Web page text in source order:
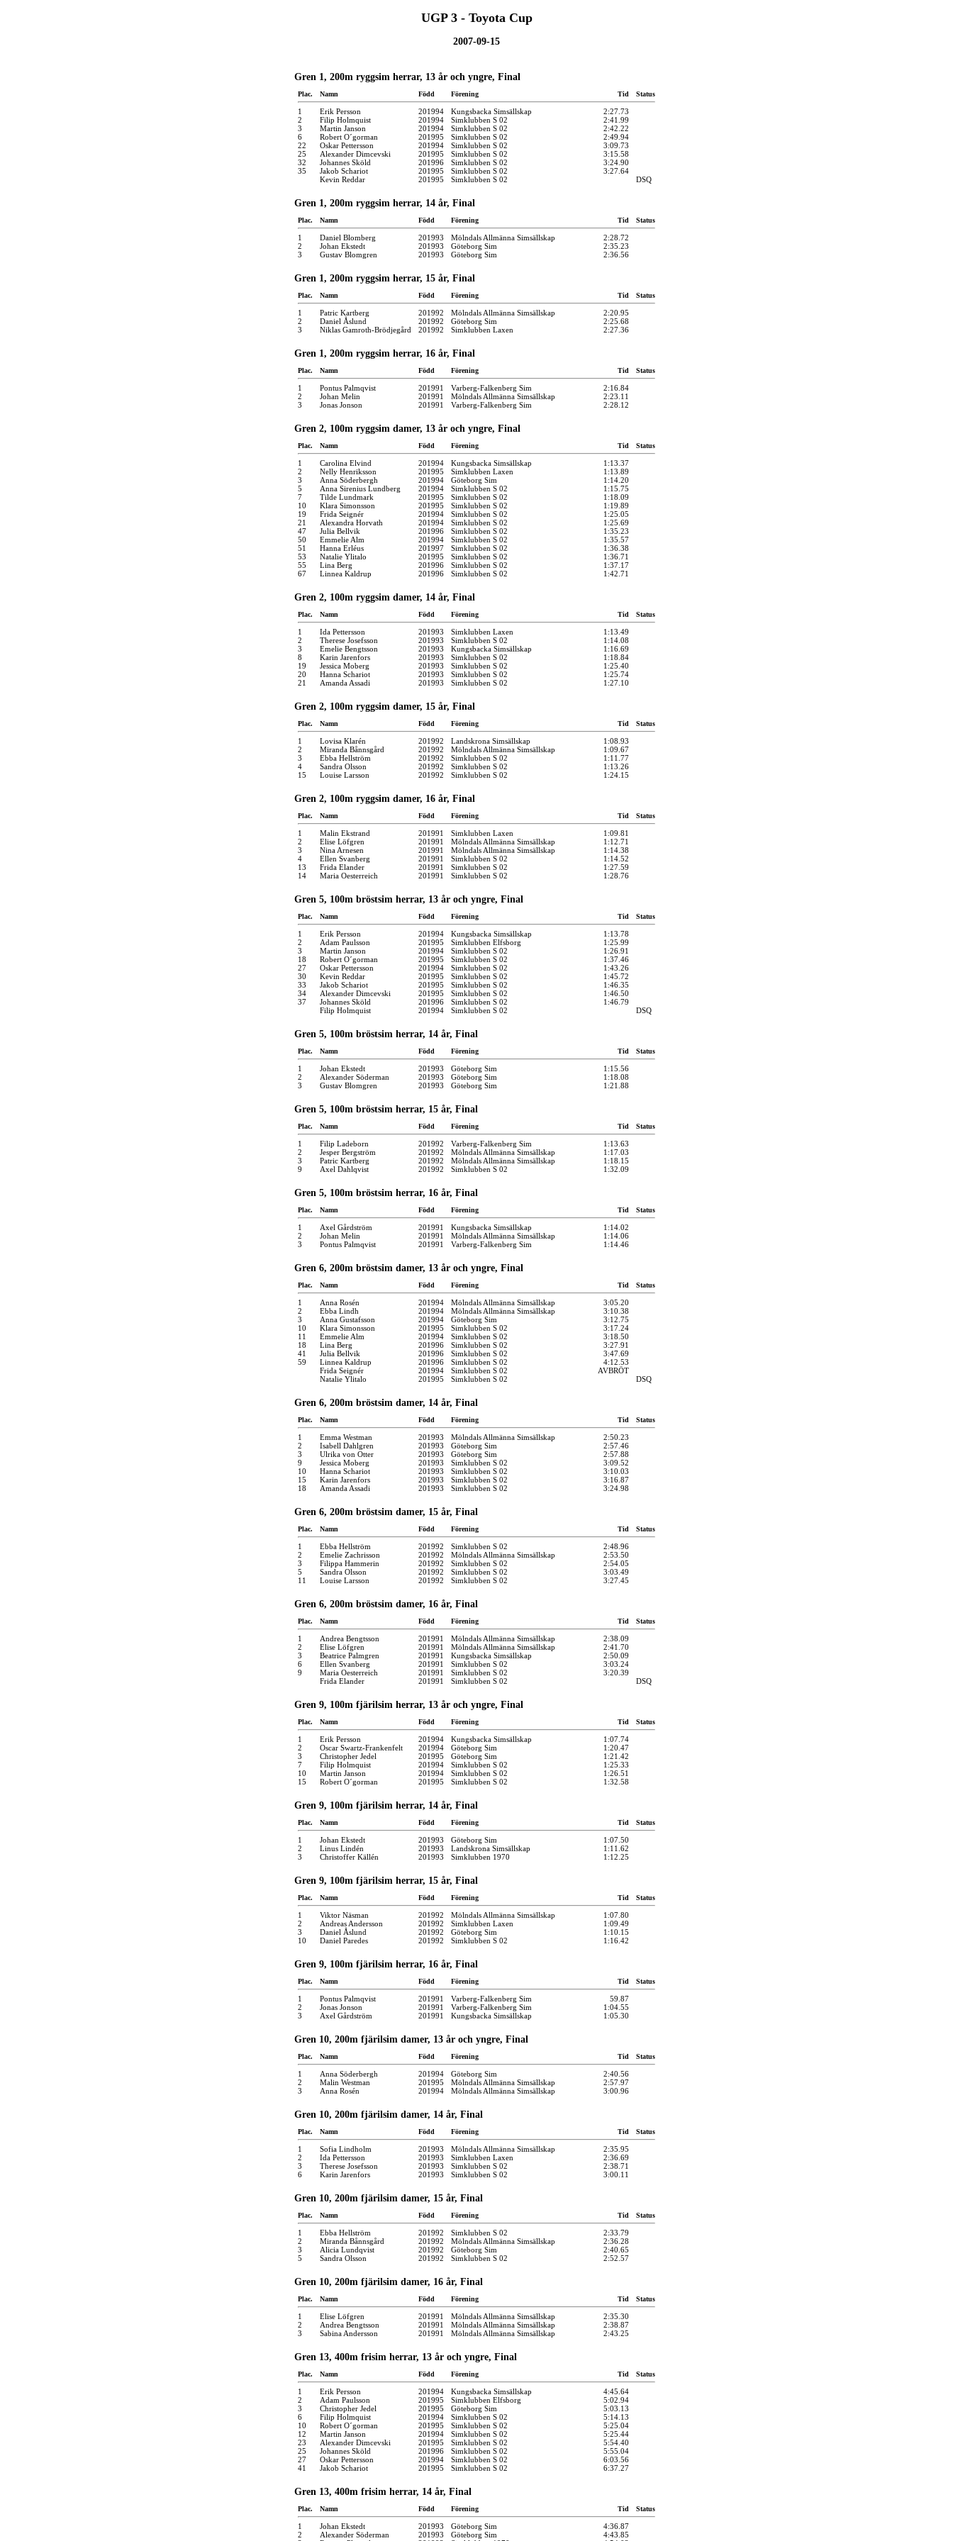
UGP 3 - Toyota Cup
2007-09-15
Gren 1, 200m ryggsim herrar, 13 år och yngre, Final
Plac. Namn Född Förening Tid Status
1 Erik Persson 201994 Kungsbacka Simsällskap
2:27.73
2
Filip Holmquist 201994 Simklubben S 02
2:41.99
3
Martin Janson 201994 Simklubben S 02
2:42.22
6
Robert O´gorman 201995 Simklubben S 02
2:49.94
22
Oskar Pettersson 201994 Simklubben S 02
3:09.73
25
Alexander Dimcevski 201995 Simklubben S 02
3:15.58
32
Johannes Sköld 201996 Simklubben S 02
3:24.90
35
Jakob Schariot 201995 Simklubben S 02
3:27.64
Kevin Reddar
201995 Simklubben S 02 DSQ
Gren 1, 200m ryggsim herrar, 14 år, Final
Plac. Namn Född Förening Tid Status
1 Daniel Blomberg 201993 Mölndals Allmänna Simsällskap
2:28.72
2
Johan Ekstedt 201993 Göteborg Sim
2:35.23
3
Gustav Blomgren 201993 Göteborg Sim 2:36.56
Gren 1, 200m ryggsim herrar, 15 år, Final
Plac. Namn Född Förening Tid Status
1 Patric Kartberg 201992 Mölndals Allmänna Simsällskap
2:20.95
2
Daniel Åslund 201992 Göteborg Sim
2:25.68
3
Niklas Gamroth-Brödjegård 201992 Simklubben Laxen 2:27.36
Gren 1, 200m ryggsim herrar, 16 år, Final
Plac. Namn Född Förening Tid Status
1 Pontus Palmqvist 201991 Varberg-Falkenberg Sim
2:16.84
2
Johan Melin 201991 Mölndals Allmänna Simsällskap
2:23.11
3
Jonas Jonson 201991 Varberg-Falkenberg Sim 2:28.12
Gren 2, 100m ryggsim damer, 13 år och yngre, Final
Plac. Namn Född Förening Tid Status
1 Carolina Elvind 201994 Kungsbacka Simsällskap
1:13.37
2
Nelly Henriksson 201995 Simklubben Laxen
1:13.89
3
Anna Söderbergh 201994 Göteborg Sim
1:14.20
5
Anna Sirenius Lundberg 201994 Simklubben S 02
1:15.75
7
Tilde Lundmark 201995 Simklubben S 02
1:18.09
10
Klara Simonsson 201995 Simklubben S 02
1:19.89
19
Frida Seignér 201994 Simklubben S 02
1:25.05
21
Alexandra Horvath 201994 Simklubben S 02
1:25.69
47
Julia Bellvik 201996 Simklubben S 02
1:35.23
50
Emmelie Alm 201994 Simklubben S 02
1:35.57
51
Hanna Erléus 201997 Simklubben S 02
1:36.38
53
Natalie Ylitalo 201995 Simklubben S 02
1:36.71
55
Lina Berg 201996 Simklubben S 02
1:37.17
67
Linnea Kaldrup 201996 Simklubben S 02 1:42.71
Gren 2, 100m ryggsim damer, 14 år, Final
Plac. Namn Född Förening Tid Status
1 Ida Pettersson 201993 Simklubben Laxen
1:13.49
2
Therese Josefsson 201993 Simklubben S 02
1:14.08
3
Emelie Bengtsson 201993 Kungsbacka Simsällskap
1:16.69
8
Karin Jarenfors 201993 Simklubben S 02
1:18.84
19
Jessica Moberg 201993 Simklubben S 02
1:25.40
20
Hanna Schariot 201993 Simklubben S 02
1:25.74
21
Amanda Assadi 201993 Simklubben S 02 1:27.10
Gren 2, 100m ryggsim damer, 15 år, Final
Plac. Namn Född Förening Tid Status
1 Lovisa Klarén 201992 Landskrona Simsällskap
1:08.93
2
Miranda Bånnsgård 201992 Mölndals Allmänna Simsällskap
1:09.67
3
Ebba Hellström 201992 Simklubben S 02
1:11.77
4
Sandra Olsson 201992 Simklubben S 02
1:13.26
15
Louise Larsson 201992 Simklubben S 02 1:24.15
Gren 2, 100m ryggsim damer, 16 år, Final
Plac. Namn Född Förening Tid Status
1 Malin Ekstrand 201991 Simklubben Laxen
1:09.81
2
Elise Löfgren 201991 Mölndals Allmänna Simsällskap
1:12.71
3
Nina Arnesen 201991 Mölndals Allmänna Simsällskap
1:14.38
4
Ellen Svanberg 201991 Simklubben S 02
1:14.52
13
Frida Elander 201991 Simklubben S 02
1:27.59
14
Maria Oesterreich 201991 Simklubben S 02 1:28.76
Gren 5, 100m bröstsim herrar, 13 år och yngre, Final
Plac. Namn Född Förening Tid Status
1 Erik Persson 201994 Kungsbacka Simsällskap
1:13.78
2
Adam Paulsson 201995 Simklubben Elfsborg
1:25.99
3
Martin Janson 201994 Simklubben S 02
1:26.91
18
Robert O´gorman 201995 Simklubben S 02
1:37.46
27
Oskar Pettersson 201994 Simklubben S 02
1:43.26
30
Kevin Reddar 201995 Simklubben S 02
1:45.72
33
Jakob Schariot 201995 Simklubben S 02
1:46.35
34
Alexander Dimcevski 201995 Simklubben S 02
1:46.50
37
Johannes Sköld 201996 Simklubben S 02
1:46.79
Filip Holmquist
201994 Simklubben S 02 DSQ
Gren 5, 100m bröstsim herrar, 14 år, Final
Plac. Namn Född Förening Tid Status
1 Johan Ekstedt 201993 Göteborg Sim
1:15.56
2
Alexander Söderman 201993 Göteborg Sim
1:18.08
3
Gustav Blomgren 201993 Göteborg Sim 1:21.88
Gren 5, 100m bröstsim herrar, 15 år, Final
Plac. Namn Född Förening Tid Status
1 Filip Ladeborn 201992 Varberg-Falkenberg Sim
1:13.63
2
Jesper Bergström 201992 Mölndals Allmänna Simsällskap
1:17.03
3
Patric Kartberg 201992 Mölndals Allmänna Simsällskap
1:18.15
9
Axel Dahlqvist 201992 Simklubben S 02 1:32.09
Gren 5, 100m bröstsim herrar, 16 år, Final
Plac. Namn Född Förening Tid Status
1 Axel Gårdström 201991 Kungsbacka Simsällskap
1:14.02
2
Johan Melin 201991 Mölndals Allmänna Simsällskap
1:14.06
3
Pontus Palmqvist 201991 Varberg-Falkenberg Sim 1:14.46
Gren 6, 200m bröstsim damer, 13 år och yngre, Final
Plac. Namn Född Förening Tid Status
1 Anna Rosén 201994 Mölndals Allmänna Simsällskap
3:05.20
2
Ebba Lindh 201994 Mölndals Allmänna Simsällskap
3:10.38
3
Anna Gustafsson 201994 Göteborg Sim
3:12.75
10
Klara Simonsson 201995 Simklubben S 02
3:17.24
11
Emmelie Alm 201994 Simklubben S 02
3:18.50
18
Lina Berg 201996 Simklubben S 02
3:27.91
41
Julia Bellvik 201996 Simklubben S 02
3:47.69
59
Linnea Kaldrup 201996 Simklubben S 02
4:12.53
Frida Seignér
201994 Simklubben S 02
AVBRÖT
Natalie Ylitalo
201995 Simklubben S 02 DSQ
Gren 6, 200m bröstsim damer, 14 år, Final
Plac. Namn Född Förening Tid Status
1 Emma Westman 201993 Mölndals Allmänna Simsällskap
2:50.23
2
Isabell Dahlgren 201993 Göteborg Sim
2:57.46
3
Ulrika von Otter 201993 Göteborg Sim
2:57.88
9
Jessica Moberg 201993 Simklubben S 02
3:09.52
10
Hanna Schariot 201993 Simklubben S 02
3:10.03
15
Karin Jarenfors 201993 Simklubben S 02
3:16.87
18
Amanda Assadi 201993 Simklubben S 02 3:24.98
Gren 6, 200m bröstsim damer, 15 år, Final
Plac. Namn Född Förening Tid Status
1 Ebba Hellström 201992 Simklubben S 02
2:48.96
2
Emelie Zachrisson 201992 Mölndals Allmänna Simsällskap
2:53.50
3
Filippa Hammerin 201992 Simklubben S 02
2:54.05
5
Sandra Olsson 201992 Simklubben S 02
3:03.49
11
Louise Larsson 201992 Simklubben S 02 3:27.45
Gren 6, 200m bröstsim damer, 16 år, Final
Plac. Namn Född Förening Tid Status
1 Andrea Bengtsson 201991 Mölndals Allmänna Simsällskap
2:38.09
2
Elise Löfgren 201991 Mölndals Allmänna Simsällskap
2:41.70
3
Beatrice Palmgren 201991 Kungsbacka Simsällskap
2:50.09
6
Ellen Svanberg 201991 Simklubben S 02
3:03.24
9
Maria Oesterreich 201991 Simklubben S 02
3:20.39
Frida Elander
201991 Simklubben S 02 DSQ
Gren 9, 100m fjärilsim herrar, 13 år och yngre, Final
Plac. Namn Född Förening Tid Status
1 Erik Persson 201994 Kungsbacka Simsällskap
1:07.74
2
Oscar Swartz-Frankenfelt 201994 Göteborg Sim
1:20.47
3
Christopher Jedel 201995 Göteborg Sim
1:21.42
7
Filip Holmquist 201994 Simklubben S 02
1:25.33
10
Martin Janson 201994 Simklubben S 02
1:26.51
15
Robert O´gorman 201995 Simklubben S 02 1:32.58
Gren 9, 100m fjärilsim herrar, 14 år, Final
Plac. Namn Född Förening Tid Status
1 Johan Ekstedt 201993 Göteborg Sim
1:07.50
2
Linus Lindén 201993 Landskrona Simsällskap
1:11.62
3
Christoffer Källén 201993 Simklubben 1970 1:12.25
Gren 9, 100m fjärilsim herrar, 15 år, Final
Plac. Namn Född Förening Tid Status
1 Viktor Näsman 201992 Mölndals Allmänna Simsällskap
1:07.80
2
Andreas Andersson 201992 Simklubben Laxen
1:09.49
3
Daniel Åslund 201992 Göteborg Sim
1:10.15
10
Daniel Paredes 201992 Simklubben S 02 1:16.42
Gren 9, 100m fjärilsim herrar, 16 år, Final
Plac. Namn Född Förening Tid Status
1 Pontus Palmqvist 201991 Varberg-Falkenberg Sim
59.87
2
Jonas Jonson 201991 Varberg-Falkenberg Sim
1:04.55
3
Axel Gårdström 201991 Kungsbacka Simsällskap 1:05.30
Gren 10, 200m fjärilsim damer, 13 år och yngre, Final
Plac. Namn Född Förening Tid Status
1 Anna Söderbergh 201994 Göteborg Sim
2:40.56
2
Malin Westman 201995 Mölndals Allmänna Simsällskap
2:57.97
3
Anna Rosén 201994 Mölndals Allmänna Simsällskap 3:00.96
Gren 10, 200m fjärilsim damer, 14 år, Final
Plac. Namn Född Förening Tid Status
1 Sofia Lindholm 201993 Mölndals Allmänna Simsällskap
2:35.95
2
Ida Pettersson 201993 Simklubben Laxen
2:36.69
3
Therese Josefsson 201993 Simklubben S 02
2:38.71
6
Karin Jarenfors 201993 Simklubben S 02 3:00.11
Gren 10, 200m fjärilsim damer, 15 år, Final
Plac. Namn Född Förening Tid Status
1 Ebba Hellström 201992 Simklubben S 02
2:33.79
2
Miranda Bånnsgård 201992 Mölndals Allmänna Simsällskap
2:36.28
3
Alicia Lundqvist 201992 Göteborg Sim
2:40.65
5
Sandra Olsson 201992 Simklubben S 02 2:52.57
Gren 10, 200m fjärilsim damer, 16 år, Final
Plac. Namn Född Förening Tid Status
1 Elise Löfgren 201991 Mölndals Allmänna Simsällskap
2:35.30
2
Andrea Bengtsson 201991 Mölndals Allmänna Simsällskap
2:38.87
3
Sabina Andersson 201991 Mölndals Allmänna Simsällskap 2:43.25
Gren 13, 400m frisim herrar, 13 år och yngre, Final
Plac. Namn Född Förening Tid Status
1 Erik Persson 201994 Kungsbacka Simsällskap
4:45.64
2
Adam Paulsson 201995 Simklubben Elfsborg
5:02.94
3
Christopher Jedel 201995 Göteborg Sim
5:03.13
6
Filip Holmquist 201994 Simklubben S 02
5:14.13
10
Robert O´gorman 201995 Simklubben S 02
5:25.04
12
Martin Janson 201994 Simklubben S 02
5:25.44
23
Alexander Dimcevski 201995 Simklubben S 02
5:54.40
25
Johannes Sköld 201996 Simklubben S 02
5:55.04
27
Oskar Pettersson 201994 Simklubben S 02
6:03.56
41
Jakob Schariot 201995 Simklubben S 02 6:37.27
Gren 13, 400m frisim herrar, 14 år, Final
Plac. Namn Född Förening Tid Status
1 Johan Ekstedt 201993 Göteborg Sim
4:36.87
2
Alexander Söderman 201993 Göteborg Sim
4:43.85